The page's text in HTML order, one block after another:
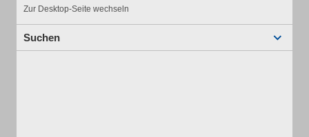
Zur Desktop-Seite wechseln
Suchen